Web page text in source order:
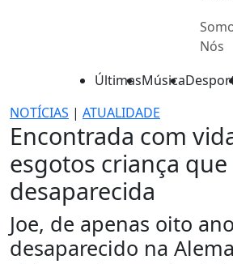
Nós
ÚltimasMúsica
NOTÍCIAS | ATUALIDADE
Encontrada com
esgotos criança que
desaparecida
Joe, de apenas oito
desaparecido na